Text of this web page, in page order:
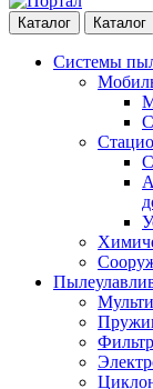
Каталог Каталог
Системы